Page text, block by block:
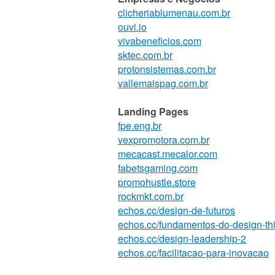
clicheriablumenau.com.br
ouvi.io
vivabeneficios.com
sktec.com.br
protonsistemas.com.br
vallemaispag.com.br
Landing Pages
fpe.eng.br
vexpromotora.com.br
mecacast.mecalor.com
fabetsgaming.com
promohustle.store
rockmkt.com.br
echos.cc/design-de-futuros
echos.cc/fundamentos-do-design-
echos.cc/design-leadership-2
echos.cc/facilitacao-para-inovacao